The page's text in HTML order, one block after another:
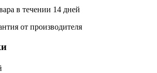
в течении 14 дней
от производителя